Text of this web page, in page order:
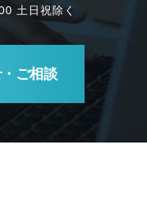
土日祝除く
ご相談